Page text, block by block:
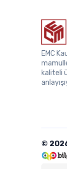
EMC
kaliteli
©